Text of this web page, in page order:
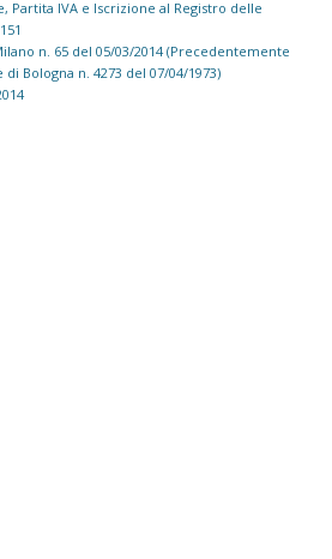
Partita IVA e Iscrizione al Registro delle
n. 65 del 05/03/2014 (Precedentemente
Bologna n. 4273 del 07/04/1973)